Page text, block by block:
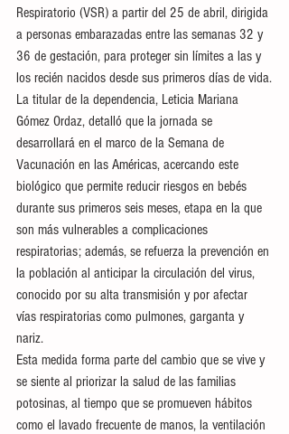
Respiratorio (VSR) a partir del 25 de abril, dirigida
a personas embarazadas entre las semanas 32 y
36 de gestación, para proteger sin límites a las y
los recién nacidos desde sus primeros días de vida.
La titular de la dependencia, Leticia Mariana
Gómez Ordaz, detalló que la jornada se
desarrollará en el marco de la Semana de
Vacunación en las Américas, acercando este
biológico que permite reducir riesgos en bebés
durante sus primeros seis meses, etapa en la que
son más vulnerables a complicaciones
respiratorias; además, se refuerza la prevención en
la población al anticipar la circulación del virus,
conocido por su alta transmisión y por afectar
vías respiratorias como pulmones, garganta y
nariz.
Esta medida forma parte del cambio que se vive y
se siente al priorizar la salud de las familias
potosinas, al tiempo que se promueven hábitos
como el lavado frecuente de manos, la ventilación